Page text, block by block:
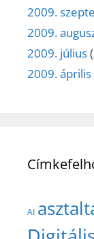
2009.
2009.
2009. július
2009. április
AI